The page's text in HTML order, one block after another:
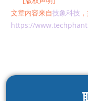
文章内容来自技象科技
https://